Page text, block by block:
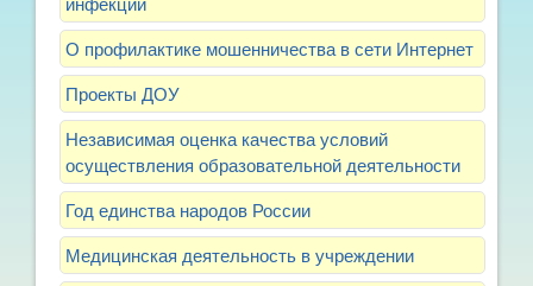
О профилактике мошенничества в сети Интернет
Проекты ДОУ
Независимая оценка качества условий
осуществления образовательной деятельности
Год единства народов России
Медицинская деятельность в учреждении